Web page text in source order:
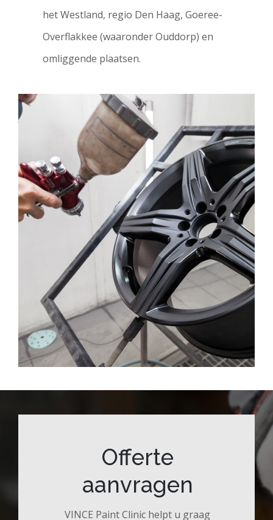
het Westland, regio Den Haag, Goeree-
Overflakkee (waaronder Ouddorp) en
omliggende plaatsen.
Offerte
aanvragen
VINCE Paint Clinic helpt u graag